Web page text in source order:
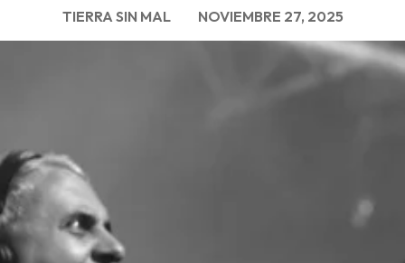
TIERRA SIN MAL NOVIEMBRE 27, 2025